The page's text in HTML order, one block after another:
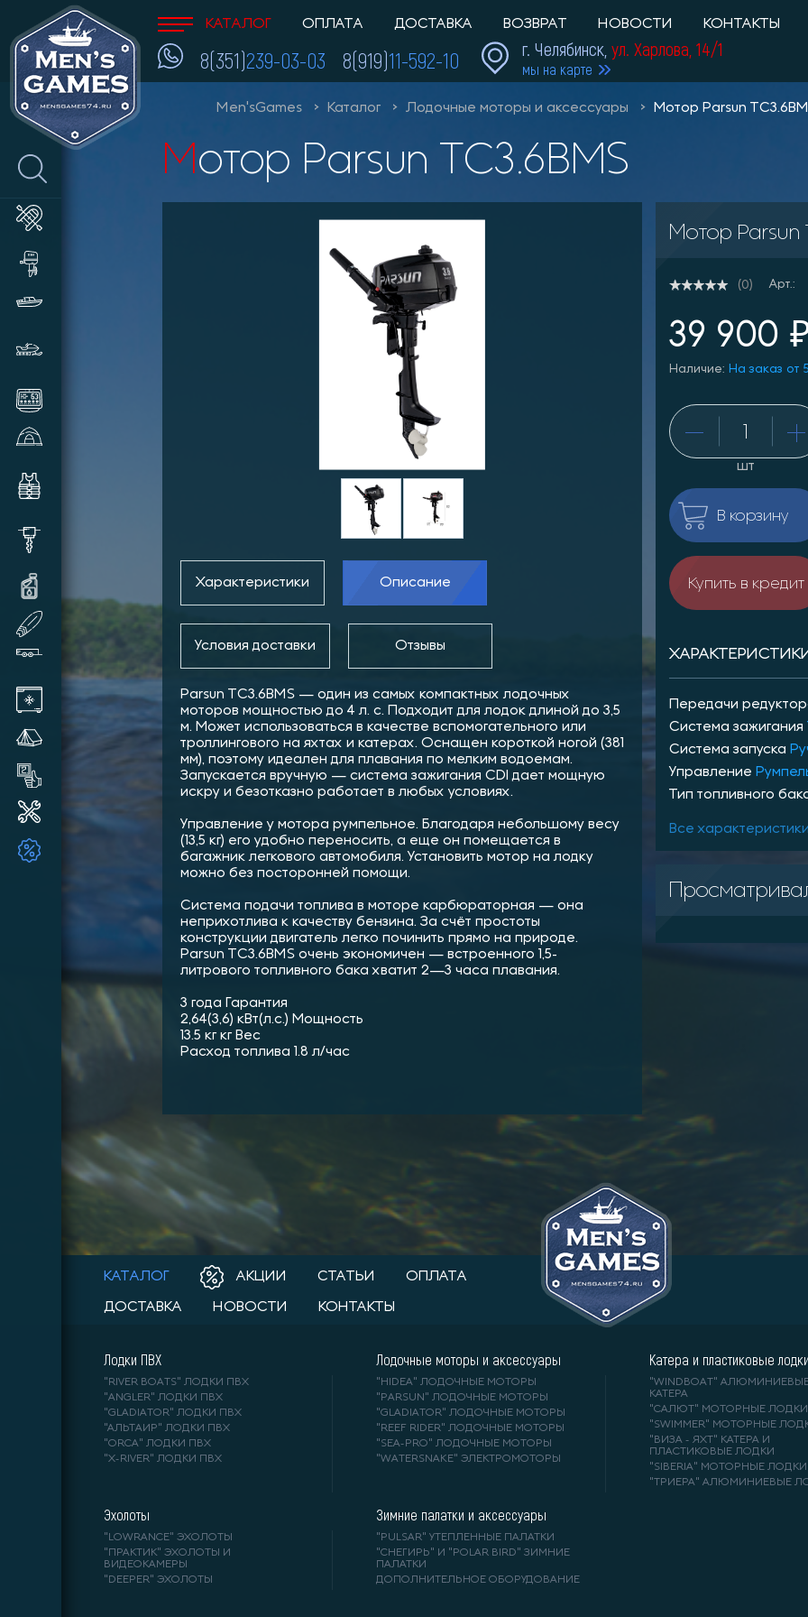
КАТАЛОГ ОПЛАТА ДОСТАВКА ВОЗВРАТ НОВОСТИ КОНТАКТЫ
8(351)239-03-03 8(919)11-592-10 г. Челябинск, ул. Харлова, 14/1
мы на карте
Men'sGames Каталог Лодочные моторы и аксессуары Мотор Parsun
Мотор Parsun TC3.6BMS
Характеристики Описание
Условия доставки Отзывы
Parsun TC3.6BMS — один из самых компактных лодочных
моторов мощностью до 4 л. с. Подходит для лодок длиной до 3,5
м. Может использоваться в качестве вспомогательного или
троллингового на яхтах и катерах. Оснащен короткой ногой (381
мм), поэтому идеален для плавания по мелким водоемам.
Запускается вручную — система зажигания CDI дает мощную
искру и безотказно работает в любых условиях.
Управление у мотора румпельное. Благодаря небольшому весу
(13,5 кг) его удобно переносить, а еще он помещается в
багажник легкового автомобиля. Установить мотор на лодку
можно без посторонней помощи.
Система подачи топлива в моторе карбюраторная — она
неприхотлива к качеству бензина. За счёт простоты
конструкции двигатель легко починить прямо на природе.
Parsun TC3.6BMS очень экономичен — встроенного 1,5-
литрового топливного бака хватит 2—3 часа плавания.
3 года Гарантия
2,64(3,6) кВт(л.с.) Мощность
13.5 кг кг Вес
Расход топлива 1.8 л/час
Мотор Parsun
(0) Арт.:
39 900
Наличие: На заказ от
шт
В корзину
Купить в кредит
Передачи
Система зажигания
Система запуска
Управление
Тип топливного
Все
КАТАЛОГ АКЦИИ СТАТЬИ ОПЛАТА
ДОСТАВКА НОВОСТИ КОНТАКТЫ
Лодки ПВХ
"RIVER BOATS" ЛОДКИ ПВХ
"ANGLER" ЛОДКИ ПВХ
"GLADIATOR" ЛОДКИ ПВХ
"АЛЬТАИР" ЛОДКИ ПВХ
"ORCA" ЛОДКИ ПВХ
"X-RIVER" ЛОДКИ ПВХ
Лодочные моторы и аксессуары
"HIDEA" ЛОДОЧНЫЕ МОТОРЫ
"PARSUN" ЛОДОЧНЫЕ МОТОРЫ
"GLADIATOR" ЛОДОЧНЫЕ МОТОРЫ
"REEF RIDER" ЛОДОЧНЫЕ МОТОРЫ
"SEA-PRO" ЛОДОЧНЫЕ МОТОРЫ
"WATERSNAKE" ЭЛЕКТРОМОТОРЫ
Катера и пластиковые
"WINDBOAT"
КАТЕРА
"САЛЮТ" МОТОРНЫЕ ЛОДКИ
"SWIMMER" МОТОРНЫЕ
"ВИЗА - ЯХТ" КАТЕРА И
ПЛАСТИКОВЫЕ ЛОДКИ
"SIBERIA" МОТОРНЫЕ ЛОДКИ
"ТРИЕРА" АЛЮМИНИЕВЫЕ
Эхолоты
"LOWRANCE" ЭХОЛОТЫ
"ПРАКТИК" ЭХОЛОТЫ И
ВИДЕОКАМЕРЫ
"DEEPER" ЭХОЛОТЫ
Зимние палатки и аксессуары
"PULSAR" УТЕПЛЕННЫЕ ПАЛАТКИ
"СНЕГИРЬ" И "POLAR BIRD" ЗИМНИЕ
ПАЛАТКИ
ДОПОЛНИТЕЛЬНОЕ ОБОРУДОВАНИЕ
Масла и смазки для техники
SUP доски надувные
Прицепы лодочные
Автохолодильники
Летние палатки
Товары бывшие в употреблении
Ремонт и ТО ПЛМ